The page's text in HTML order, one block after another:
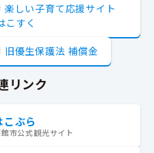
楽しい子育て応援サイト
こすく
旧優生保護法 補償金
リンク
こぶら
館市公式観光サイト